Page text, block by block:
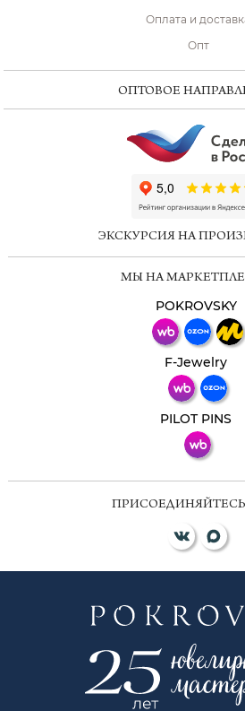
Оплата и
Опт
ОПТОВОЕ
ЭКСКУРСИЯ НА
МЫ НА
POKROVSKY
F-Jewelry
PILOT PINS